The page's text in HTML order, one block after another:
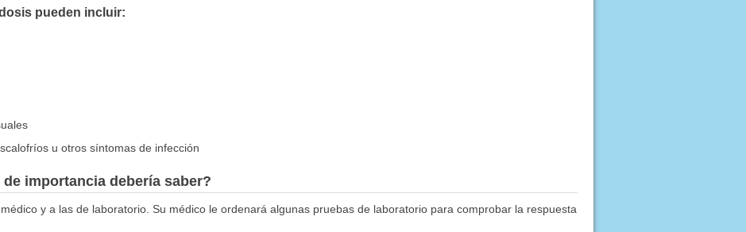
pueden incluir:
u otros síntomas de infección
importancia debería saber?
y a las de laboratorio. Su médico le ordenará algunas pruebas de laboratorio para comprobar la respuesta